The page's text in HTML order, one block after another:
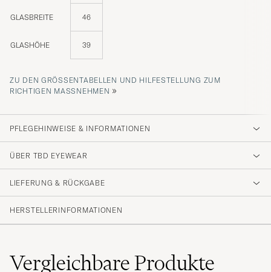
GLASBREITE 46
GLASHÖHE 39
ZU DEN GRÖSSENTABELLEN UND HILFESTELLUNG ZUM R
ICHTIGEN MASSNEHMEN
»
PFLEGEHINWEISE & INFORMATIONEN
ÜBER TBD EYEWEAR
LIEFERUNG & RÜCKGABE
HERSTELLERINFORMATIONEN
VergleichbareProdukte